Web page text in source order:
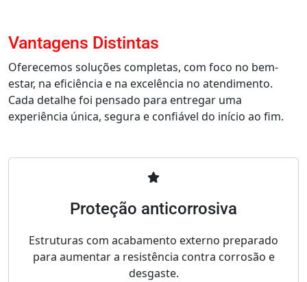
Vantagens Distintas
Oferecemos soluções completas, com foco no bem-
estar, na eficiência e na excelência no atendimento.
Cada detalhe foi pensado para entregar uma
experiência única, segura e confiável do início ao fim.
Proteção anticorrosiva
Estruturas com acabamento externo preparado
para aumentar a resistência contra corrosão e
desgaste.